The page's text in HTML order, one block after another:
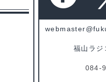
福山ラジ
084-